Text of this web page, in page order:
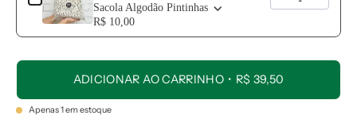
Sacola Algodão Pintinhas
R$ 10,00
ADICIONAR AO CARRINHO R$ 39,50
Apenas1em estoque